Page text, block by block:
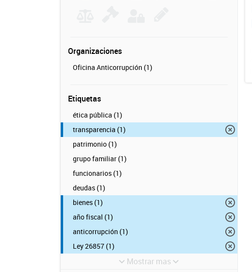
Organizaciones
Oficina Anticorrupción (1)
Etiquetas
ética pública (1)
transparencia (1)
patrimonio (1)
grupo familiar (1)
funcionarios (1)
deudas (1)
bienes (1)
año fiscal (1)
anticorrupción (1)
Ley 26857 (1)
Mostrar mas